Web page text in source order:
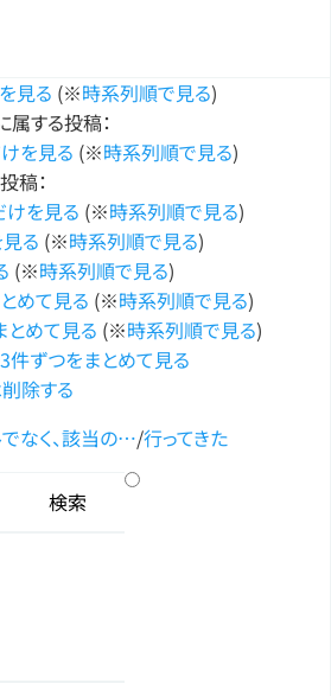
見る (※時系列順で見る)
する投稿：
を見る (※時系列順で見る)
稿：
を見る (※時系列順で見る)
る (※時系列順で見る)
(※時系列順で見る)
めて見る (※時系列順で見る)
めて見る (※時系列順で見る)
件ずつをまとめて見る
除する
なく、該当の…/行ってきた